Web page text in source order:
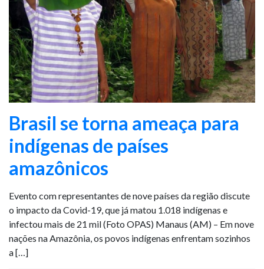
Brasil se torna ameaça para
indígenas de países
amazônicos
Evento com representantes de nove países da região discute
o impacto da Covid-19, que já matou 1.018 indígenas e
infectou mais de 21 mil (Foto OPAS) Manaus (AM) – Em nove
nações na Amazônia, os povos indígenas enfrentam sozinhos
a […]